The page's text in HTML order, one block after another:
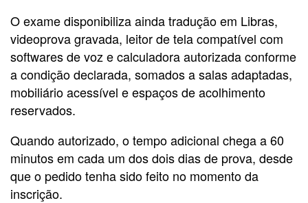
O exame disponibiliza ainda tradução em Libras,
videoprova gravada, leitor de tela compatível com
softwares de voz e calculadora autorizada conforme
a condição declarada, somados a salas adaptadas,
mobiliário acessível e espaços de acolhimento
reservados.
Quando autorizado, o tempo adicional chega a 60
minutos em cada um dos dois dias de prova, desde
que o pedido tenha sido feito no momento da
inscrição.